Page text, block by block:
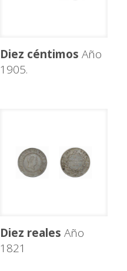
Diez céntimos Año
1905.
Diez reales Año
1821